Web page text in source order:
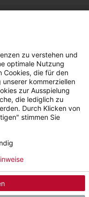
LinkedIn
& Co. KG (DE)
zu verstehen und
optimale Nutzung
Cookies, die für den
kommerziellen
zur Ausspielung
die lediglich zu
Durch Klicken von
stimmen Sie